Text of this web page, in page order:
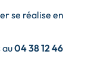
se réalise en
04 38 12 46